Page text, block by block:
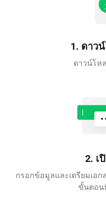
1. ดาว
ดาวน์โห
2. เ
กรอกข้อมูลและเตรียมเอ
ขั้นตอน